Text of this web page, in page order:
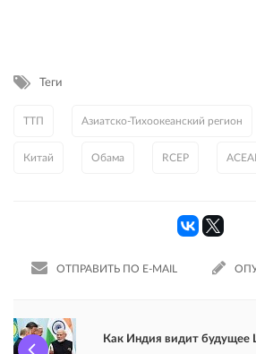
Теги
ТТП Азиатско-Тихоокеанский регион
Китай Обама RCEP
ОТПРАВИТЬ ПО E-MAIL
Как Индия видит